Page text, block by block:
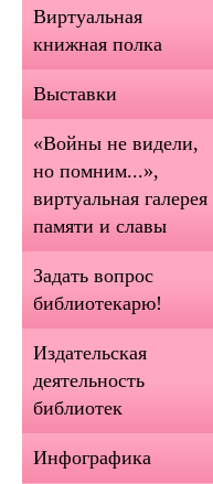
Виртуальная
книжная полка
Выставки
«Войны не видели,
но помним...»,
виртуальная галерея
памяти и славы
Задать вопрос
библиотекарю!
Издательская
деятельность
библиотек
Инфографика